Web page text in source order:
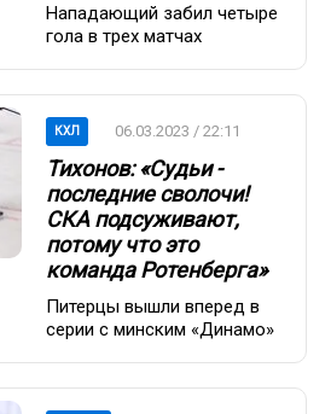
Нападающий забил четыре
гола в трех матчах
КХЛ 06.03.2023 / 22:11
Тихонов: «Судьи -
последние сволочи!
СКА подсуживают,
потому что это
команда Ротенберга»
Питерцы вышли вперед в
серии с минским «Динамо»